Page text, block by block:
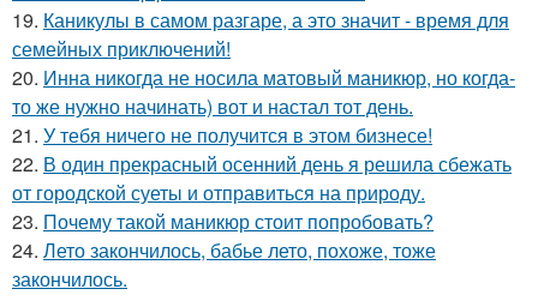
19. Каникулы в самом разгаре, а это значит - время для
семейных приключений!
20. Инна никогда не носила матовый маникюр, но когда-
то же нужно начинать) вот и настал тот день.
21. У тебя ничего не получится в этом бизнесе!
22. В один прекрасный осенний день я решила сбежать
от городской суеты и отправиться на природу.
23. Почему такой маникюр стоит попробовать?
24. Лето закончилось, бабье лето, похоже, тоже
закончилось.